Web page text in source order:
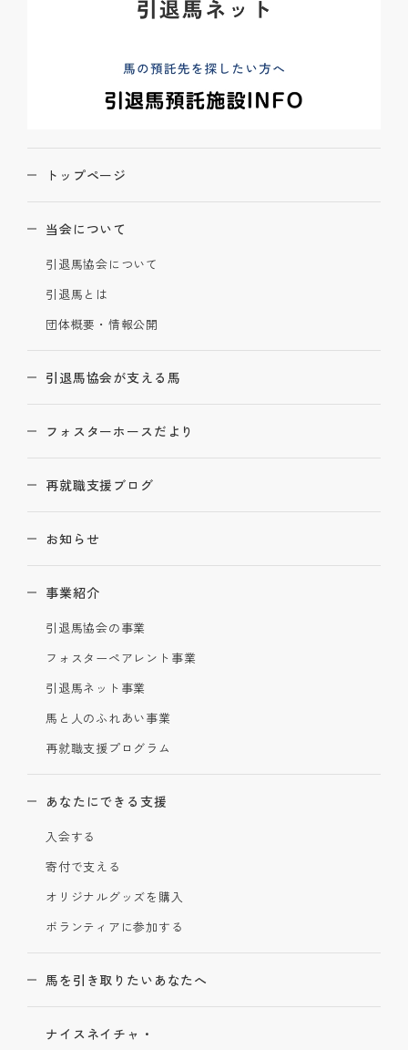
トップページ
当会について
引退馬協会について
引退馬とは
団体概要・情報公開
引退馬協会が支える馬
フォスターホースだより
再就職支援ブログ
お知らせ
事業紹介
引退馬協会の事業
フォスターペアレント事業
引退馬ネット事業
馬と人のふれあい事業
再就職支援プログラム
あなたにできる支援
入会する
寄付で支える
オリジナルグッズを購入
ボランティアに参加する
馬を引き取りたいあなたへ
ナイスネイチャ・